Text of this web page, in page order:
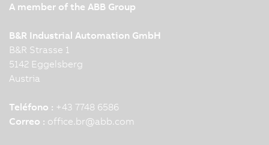
A member of the ABB Group
B&R Industrial Automation GmbH
B&R Strasse 1
5142 Eggelsberg
Austria
Teléfono : +43 7748 6586
Correo : office.br@abb.com